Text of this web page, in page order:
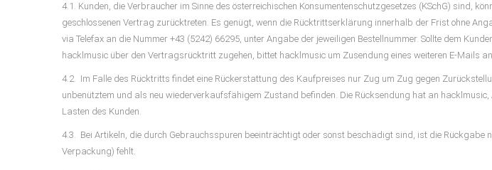
4.1. Kunden, die Verbraucher im Sinne des österreichischen Konsumentenschutzgesetzes (KSchG) sind,
geschlossenen Vertrag zurücktreten. Es genügt, wenn die Rücktrittserklärung innerhalb der Frist ohne
via Telefax an die Nummer +43 (5242) 66295, unter Angabe der jeweiligen Bestellnummer. Sollte dem
hacklmusic über den Vertragsrücktritt zugehen, bittet hacklmusic um Zusendung eines weiteren E-Mails an
4.2. Im Falle des Rücktritts findet eine Rückerstattung des Kaufpreises nur Zug um Zug gegen
unbenütztem und als neu wiederverkaufsfähigem Zustand befinden. Die Rücksendung hat an
Lasten des Kunden.
4.3. Bei Artikeln, die durch Gebrauchsspuren beeinträchtigt oder sonst beschädigt sind, ist die Rückgabe
Verpackung) fehlt.